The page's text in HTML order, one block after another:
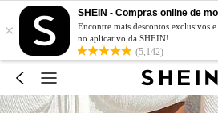
×
SHEIN - Compras online de
Encontre mais descontos exclusivos
no aplicativo da SHEIN!
(5,142)